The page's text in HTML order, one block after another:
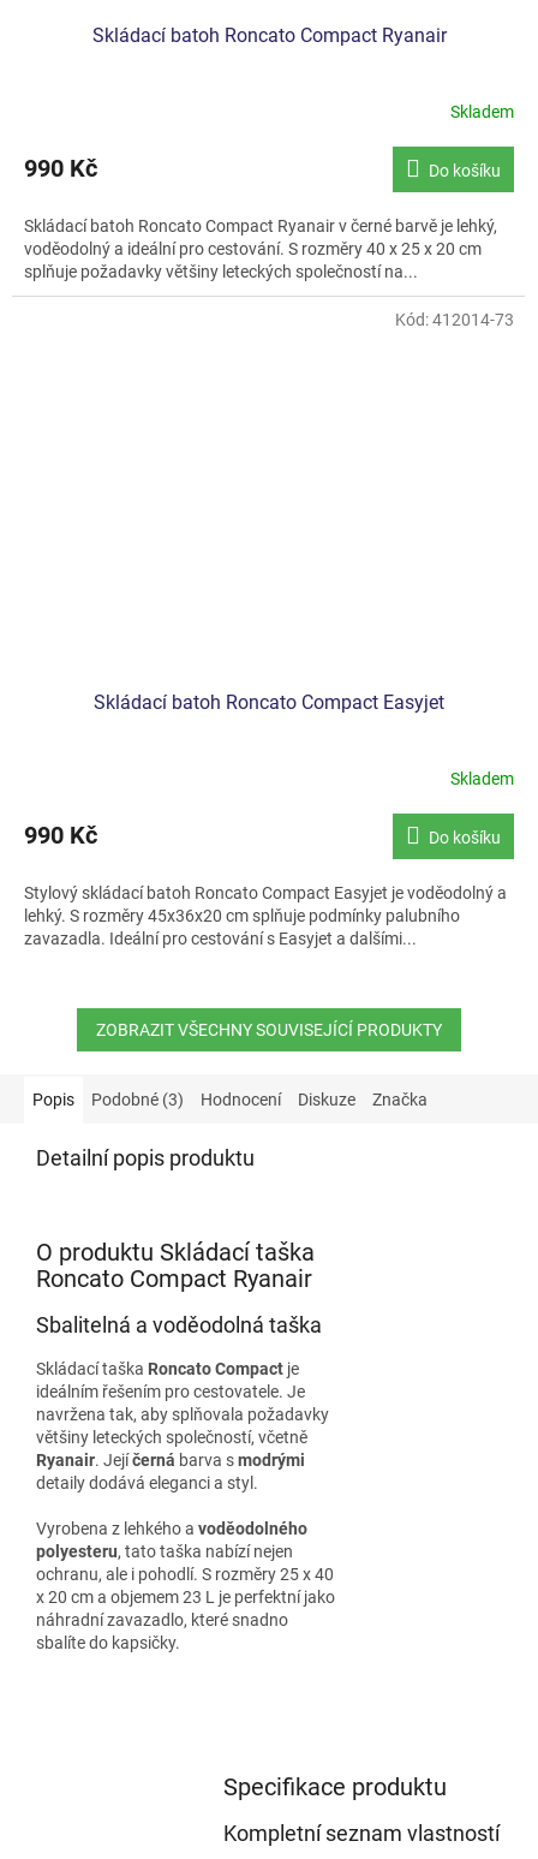
Skládací batoh Roncato Compact Ryanair
Skladem
990 Kč Do košíku
Skládací batoh Roncato Compact Ryanair v černé barvě je lehký,
voděodolný a ideální pro cestování. S rozměry 40 x 25 x 20 cm
splňuje požadavky většiny leteckých společností na...
Skládací batoh Roncato Compact Easyjet
Skladem
990 Kč Do košíku
Stylový skládací batoh Roncato Compact Easyjet je voděodolný a
lehký. S rozměry 45x36x20 cm splňuje podmínky palubního
zavazadla. Ideální pro cestování s Easyjet a dalšími...
Kód:412014-73
ZOBRAZIT VŠECHNY SOUVISEJÍCÍ PRODUKTY
Popis Podobné (3) Hodnocení Diskuze Značka
Detailní popis produktu
O produktu Skládací taška
Roncato Compact Ryanair
Sbalitelná a voděodolná taška
Skládací taška Roncato Compact je
ideálním řešením pro cestovatele. Je
navržena tak, aby splňovala požadavky
většiny leteckých společností, včetně
Ryanair. Jejíčerná barva smodrými
detaily dodává eleganci a styl.
Vyrobena z lehkého a voděodolného
polyesteru, tato taška nabízí nejen
ochranu, ale i pohodlí. S rozměry 25 x 40
x 20 cm a objemem 23 L je perfektní jako
náhradní zavazadlo, které snadno
sbalíte do kapsičky.
Specifikace produktu
Kompletní seznam vlastností